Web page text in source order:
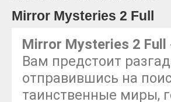
Mirror Mysteries 2 Full
Mirror Mysteries 2 Full
Вам предстоит
отправившись на
таинственные миры,